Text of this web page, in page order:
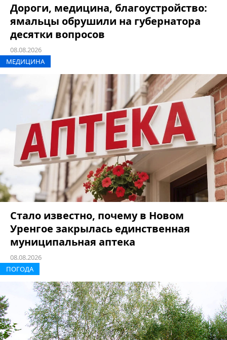
Дороги, медицина, благоустройство:
ямальцы обрушили на губернатора
десятки вопросов
08.08.2026
МЕДИЦИНА
Стало известно, почему в Новом
Уренгое закрылась единственная
муниципальная аптека
08.08.2026
ПОГОДА